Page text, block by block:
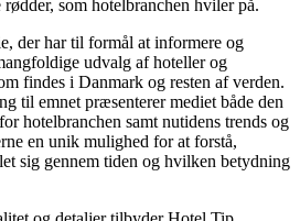
som hotelbranchen hviler på.
der har til formål at informere og
udvalg af hoteller og
findes i Danmark og resten af verden.
til emnet præsenterer mediet både den
hotelbranchen samt nutidens trends og
en unik mulighed for at forstå,
sig gennem tiden og hvilken betydning